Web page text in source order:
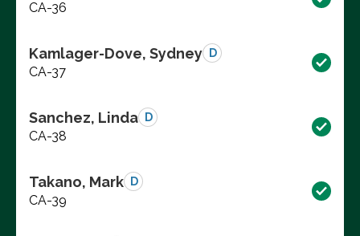
CA-36
Kamlager-Dove, Sydney D
CA-37
Sanchez, Linda D
CA-38
Takano, Mark D
CA-39